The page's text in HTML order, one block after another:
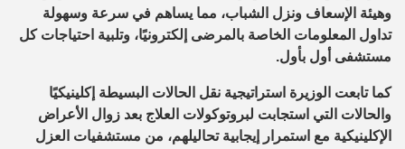
وهيئة الإسعاف ونزل الشباب، مما يساهم في سرعة وسهولة
تداول المعلومات الخاصة بالمرضى إلكترونيًا، وتلبية احتياجات كل
مستشفى أول بأول.
كما تابعت الوزيرة استراتيجية نقل الحالات البسيطة إكلينيكيًا
والحالات التي استجابت لبروتوكولات العلاج بعد زوال الأعراض
الإكلينيكية مع استمرار إيجابية تحاليلهم، من مستشفيات العزل